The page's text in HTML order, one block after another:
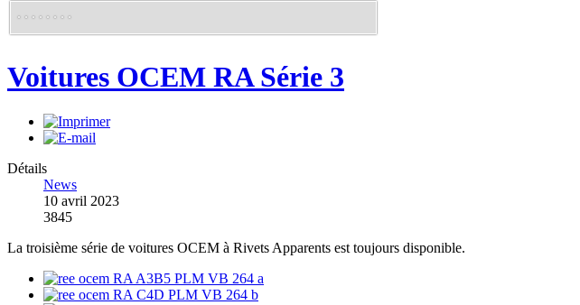
Voitures OCEM RA Série 3
Détails
News
10 avril 2023
3845
La troisième série de voitures OCEM à Rivets Apparents est toujours disponible.